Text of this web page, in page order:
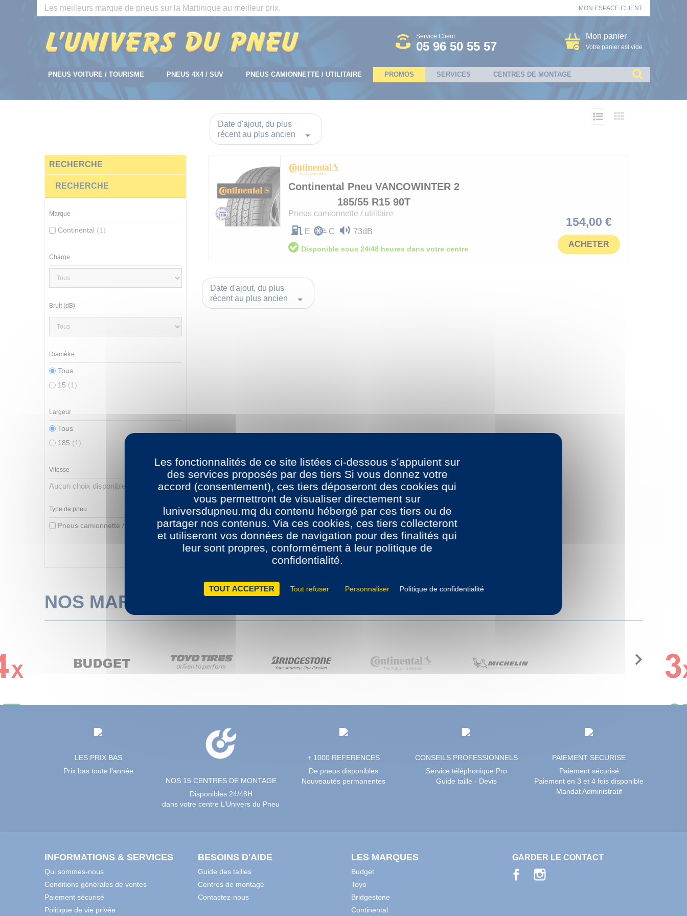
Les meilleurs marque de pneus sur la Martinique au meilleur prix. MON ESPACE CLIENT
Service Client
05 96 50 55 57
Mon panier
Votre panier est vide
PNEUS VOITURE / TOURISME PNEUS 4X4 / SUV PNEUS CAMIONNETTE / UTILITAIRE PROMOS SERVICES CENTRES DE MONTAGE
RECHERCHE
RECHERCHE
Marque
Continental (1)
Charge
Bruit (dB)
Diamètre
Tous
15 (1)
Largeur
Tous
185 (1)
Vitesse
Aucun choix disponible pour ce groupe
Type de pneu
Pneus camionnette / utilitaire (1)
Date d'ajout, du plus
récent au plus ancien

Continental Pneu VANCOWINTER 2
185/55 R15 90T
Pneus camionnette / utilitaire
E C 73dB
Disponible sous 24/48 heures dans votre centre
Prix
154,00 €
ACHETER
Date d'ajout, du plus
récent au plus ancien

NOS MARQUES
LES PRIX BAS
Prix bas toute l'année
NOS 15 CENTRES DE MONTAGE
Disponibles 24/48H
dans votre centre L’Univers du Pneu
+ 1000 REFERENCES
De pneus disponibles
Nouveautés permanentes
CONSEILS PROFESSIONNELS
Service téléphonique Pro
Guide taille - Devis
PAIEMENT SECURISE
Paiement sécurisé
Paiement en 3 et 4 fois disponible
Mandat Administratif
INFORMATIONS & SERVICES
Qui sommes-nous
Conditions générales de ventes
Paiement sécurisé
Politique de vie privée
BESOINS D'AIDE
Guide des tailles
Centres de montage
Contactez-nous
LES MARQUES
Budget
Toyo
Bridgestone
Continental
GARDER LE CONTACT
Facebook
Panneau de gestion des cookies
Les fonctionnalités de ce site listées ci-dessous s’appuient sur
des services proposés par des tiers Si vous donnez votre
accord (consentement), ces tiers déposeront des cookies qui
vous permettront de visualiser directement sur
luniversdupneu.mq du contenu hébergé par ces tiers ou de
partager nos contenus. Via ces cookies, ces tiers collecteront
et utiliseront vos données de navigation pour des finalités qui
leur sont propres, conformément à leur politique de
confidentialité.
TOUT ACCEPTER Tout refuser Personnaliser Politique de confidentialité